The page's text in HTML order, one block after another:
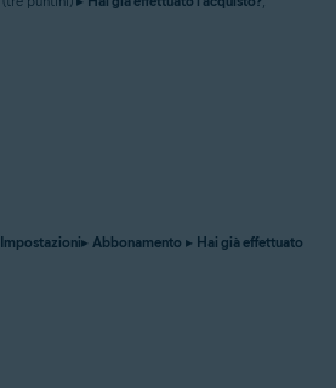
Impostazioni▸ Abbonamento ▸ Hai già effettuato